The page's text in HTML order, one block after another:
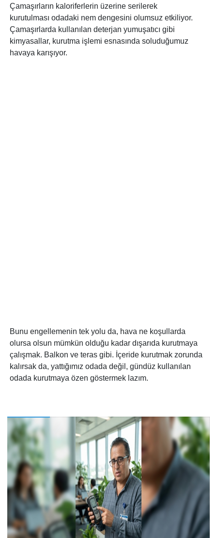
Çamaşırların kaloriferlerin üzerine serilerek
kurutulması odadaki nem dengesini olumsuz etkiliyor.
Çamaşırlarda kullanılan deterjan yumuşatıcı gibi
kimyasallar, kurutma işlemi esnasında soluduğumuz
havaya karışıyor.
Bunu engellemenin tek yolu da, hava ne koşullarda
olursa olsun mümkün olduğu kadar dışarıda kurutmaya
çalışmak. Balkon ve teras gibi. İçeride kurutmak zorunda
kalırsak da, yattığımız odada değil, gündüz kullanılan
odada kurutmaya özen göstermek lazım.